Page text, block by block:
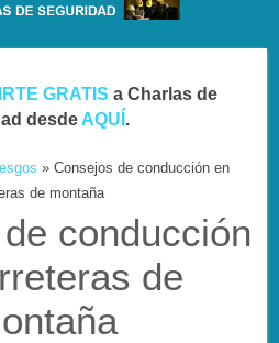
GRATIS a Charlas de
desde AQUÍ .
» Consejos de conducción en
de montaña
conducción
de